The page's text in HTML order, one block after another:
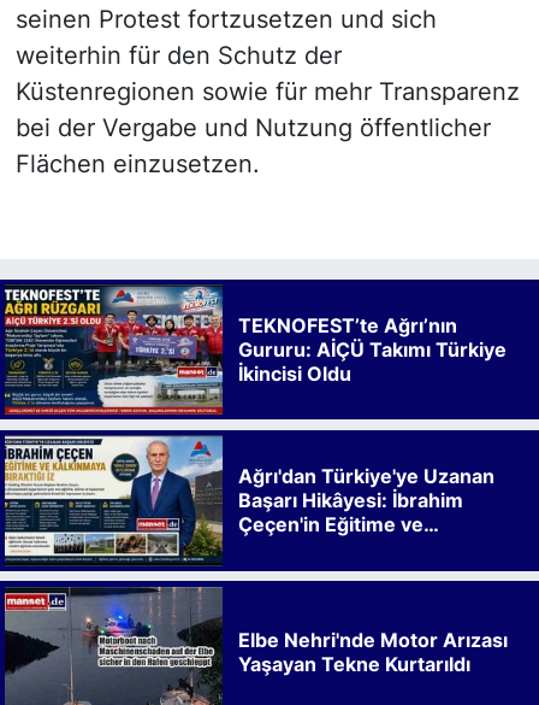
seinen Protest fortzusetzen und sich
weiterhin für den Schutz der
Küstenregionen sowie für mehr Transparenz
bei der Vergabe und Nutzung öffentlicher
Flächen einzusetzen.
TEKNOFEST’te Ağrı’nın
Gururu: AİÇÜ Takımı Türkiye
İkincisi Oldu
Ağrı'dan Türkiye'ye Uzanan
Başarı Hikâyesi: İbrahim
Çeçen'in Eğitime ve
Elbe Nehri'nde Motor Arızası
Yaşayan Tekne Kurtarıldı